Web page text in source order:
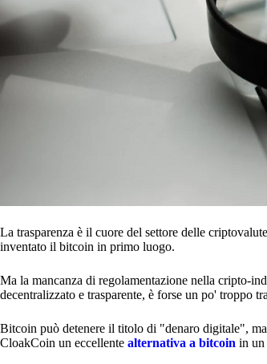
La trasparenza è il cuore del settore delle
inventato il bitcoin in primo luogo.
Ma la mancanza di regolamentazione nella cripto-
decentralizzato e trasparente, è forse un po' troppo
Bitcoin può detenere il titolo di "denaro digitale", ma
CloakCoin un eccellente alternativa a bitcoin in un